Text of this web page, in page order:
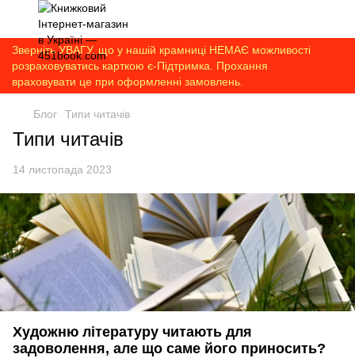
Зверніть УВАГУ, що у нашій крамниці НЕМАЄ можливості
розраховуватись карткою є-Підтримка. Прохання
враховувати це при оформленні замовлень.
Блог Типи читачів
Типи читачів
14 листопада 2023
Художню літературу читають для
задоволення, але що саме його приносить?